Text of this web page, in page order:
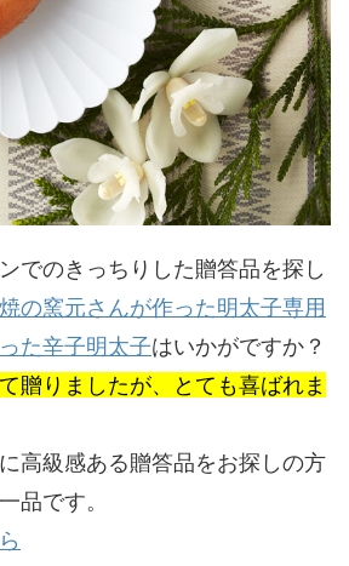
でのきっちりした贈答品を探し
の窯元さんが作った明太子専用
た辛子明太子はいかがですか？
贈りましたが、とても喜ばれま
高級感ある贈答品をお探しの方
品です。